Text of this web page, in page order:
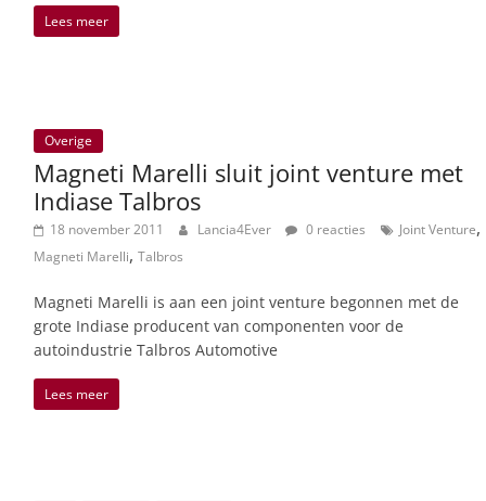
Lees meer
Overige
Magneti Marelli sluit joint venture met
Indiase Talbros
18 november 2011 Lancia4Ever 0 reacties Joint Venture,
Magneti Marelli, Talbros
Magneti Marelli is aan een joint venture begonnen met de
grote Indiase producent van componenten voor de
autoindustrie Talbros Automotive
Lees meer